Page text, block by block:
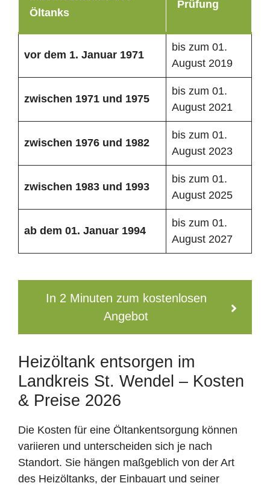
Öltanks
Prüfung
vor dem 1. Januar 1971
bis zum 01.
August 2019
zwischen 1971 und 1975
bis zum 01.
August 2021
zwischen 1976 und 1982
bis zum 01.
August 2023
zwischen 1983 und 1993
bis zum 01.
August 2025
ab dem 01. Januar 1994
bis zum 01.
August 2027
In 2 Minuten zum kostenlosen
Angebot
Heizöltank entsorgen im
Landkreis St. Wendel – Kosten
& Preise 2026
Die Kosten für eine Öltankentsorgung können
variieren und unterscheiden sich je nach
Standort. Sie hängen maßgeblich von der Art
des Heizöltanks, der Einbauart und seiner